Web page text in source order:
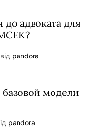
до адвоката для
від pandora
базовой модели
pandora